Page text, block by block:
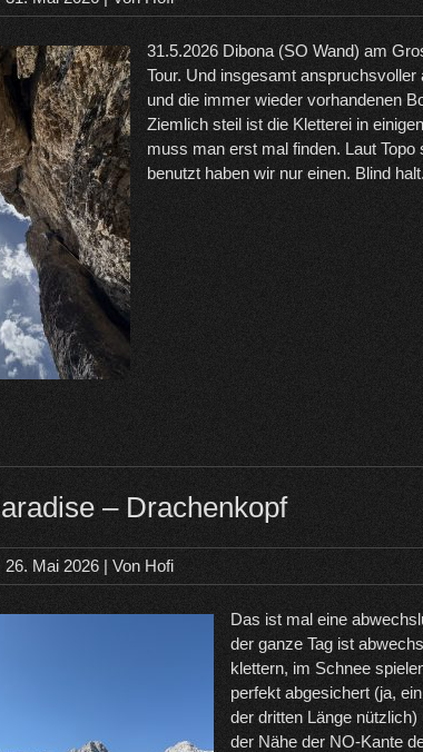
31.5.2026 Dibona (SO Wand) am
Tour. Und insgesamt
und die immer wieder vorhandenen
Ziemlich steil ist die Kletterei in
muss man erst mal finden. Laut Topo
benutzt haben wir nur einen. Blind
– Drachenkopf
26. Mai 2026 | Von Hofi
Das ist mal eine
der ganze Tag ist
klettern, im Schnee
perfekt abgesichert (ja,
der dritten Länge
der Nähe der NO-Kante